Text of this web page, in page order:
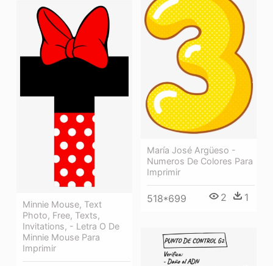
María José Argüeso -
Numeros De Colores Para
Imprimir
518*699 2 1
Minnie Mouse, Text
Photo, Free, Texts,
Invitations, - Letra O De
Minnie Mouse Para
Imprimir